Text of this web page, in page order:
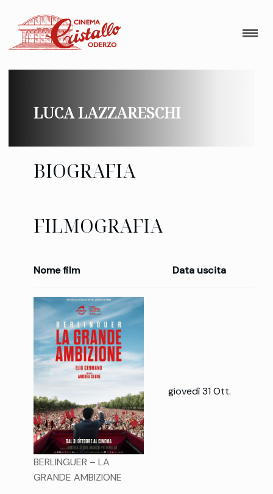
LUCA LAZZARESCHI
BIOGRAFIA
FILMOGRAFIA
Nome film Data uscita
BERLINGUER – LA
GRANDE AMBIZIONE
giovedì 31 Ott.